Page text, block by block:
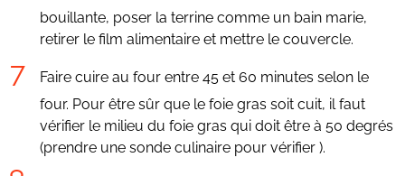
bouillante, poser la terrine comme un bain marie,
retirer le film alimentaire et mettre le couvercle.
Faire cuire au four entre 45 et 60 minutes selon le
four. Pour être sûr que le foie gras soit cuit, il faut
vérifier le milieu du foie gras qui doit être à 50 degrés
(prendre une sonde culinaire pour vérifier ).